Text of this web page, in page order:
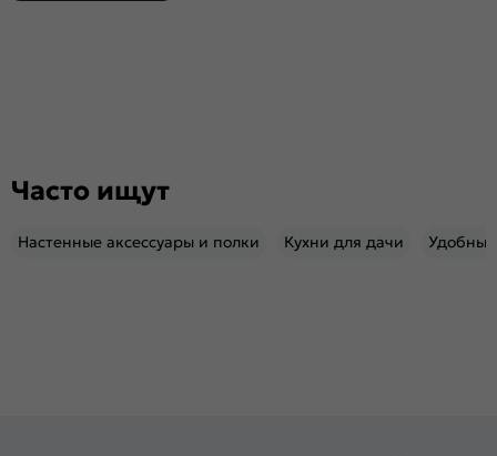
Часто ищут
Настенные аксессуары и полки Кухни для дачи